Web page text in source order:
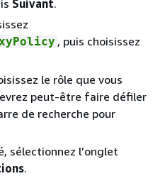
Suivant.
, puis choisissez
le rôle que vous
peut-être faire défiler
de recherche pour
sélectionnez l’onglet
.